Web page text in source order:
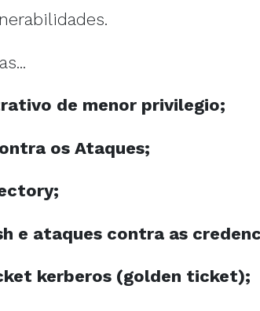
de menor privilegio;
os Ataques;
e ataques contra as
kerberos (golden ticket);